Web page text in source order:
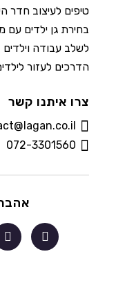
טיפים לעיצוב חדר
בחירת גן ילדים עם
לשלב עבודה
הדרכים לעזור
צרו איתנו קשר
072-3301560